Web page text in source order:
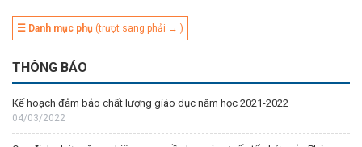
☰ Danh mục phụ (trượt sang phải → )
THÔNG BÁO
Kế hoạch đảm bảo chất lượng giáo dục năm học 2021-2022
04/03/2022